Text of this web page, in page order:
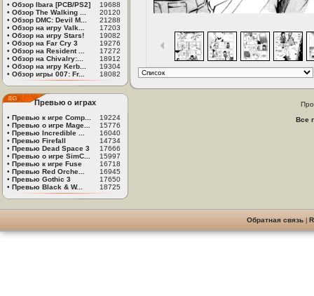
• Обзор Ibara [PCB/PS2]
19688
• Обзор The Walking ...
20120
• Обзор DMC: Devil M...
21288
• Обзор на игру Valk...
17203
• Обзор на игру Stars!
19082
• Обзор на Far Cry 3
19276
• Обзор на Resident ...
17272
• Обзор на Chivalry:...
18912
• Обзор на игру Kerb...
19304
• Обзор игры 007: Fr... 18082
Превью о играх
• Превью к игре Comp...
19224
• Превью о игре Mage...
15776
• Превью Incredible ...
16040
• Превью Firefall
14734
• Превью Dead Space 3
17666
• Превью о игре SimC...
15997
• Превью к игре Fuse
16718
• Превью Red Orche...
16945
• Превью Gothic 3
17650
• Превью Black & W... 18725
Все
Обратная связь